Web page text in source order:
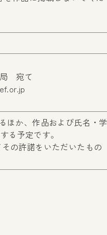
局 宛て
ほか、作品および氏名・学
る予定です。
の許諾をいただいたもの